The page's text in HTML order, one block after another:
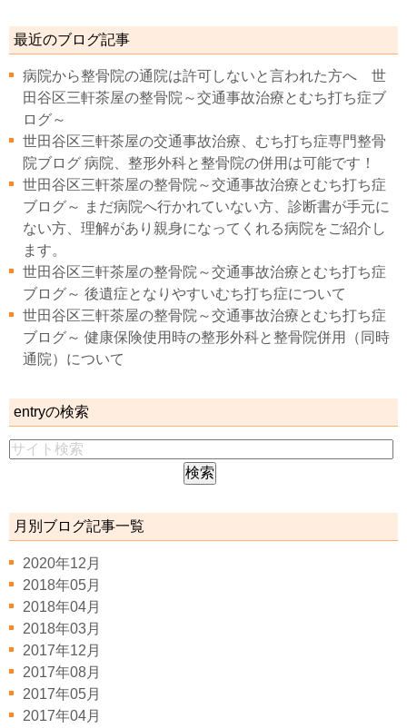
最近のブログ記事
病院から整骨院の通院は許可しないと言われた方へ 世
田谷区三軒茶屋の整骨院～交通事故治療とむち打ち症ブ
ログ～
世田谷区三軒茶屋の交通事故治療、むち打ち症専門整骨
院ブログ 病院、整形外科と整骨院の併用は可能です！
世田谷区三軒茶屋の整骨院～交通事故治療とむち打ち症
ブログ～ まだ病院へ行かれていない方、診断書が手元に
ない方、理解があり親身になってくれる病院をご紹介し
ます。
世田谷区三軒茶屋の整骨院～交通事故治療とむち打ち症
ブログ～ 後遺症となりやすいむち打ち症について
世田谷区三軒茶屋の整骨院～交通事故治療とむち打ち症
ブログ～ 健康保険使用時の整形外科と整骨院併用（同時
通院）について
entryの検索
月別ブログ記事一覧
2020年12月
2018年05月
2018年04月
2018年03月
2017年12月
2017年08月
2017年05月
2017年04月